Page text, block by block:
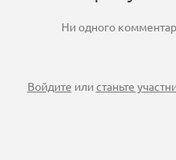
Ни одного
Войдите илистаньте